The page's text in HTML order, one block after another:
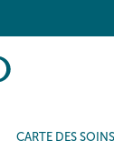
CARTE DES SOINS